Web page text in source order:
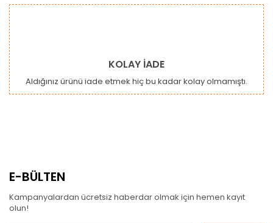
KOLAY İADE
Aldığınız ürünü iade etmek hiç bu kadar kolay olmamıştı.
E-BÜLTEN
Kampanyalardan ücretsiz haberdar olmak için hemen kayıt
olun!